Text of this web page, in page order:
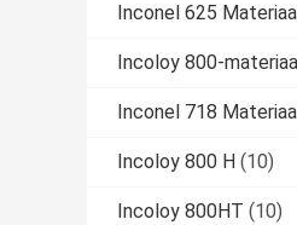
Inconel 625 Materiaal
Incoloy 800-materiaal
Inconel 718 Materiaal
Incoloy 800 H (10)
Incoloy 800HT (10)